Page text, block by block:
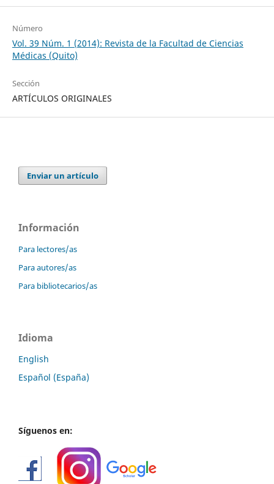
Número
Vol. 39 Núm. 1 (2014): Revista de la Facultad de Ciencias
Médicas (Quito)
Sección
ARTÍCULOS ORIGINALES
Enviar un artículo
Información
Para lectores/as
Para autores/as
Para bibliotecarios/as
Idioma
English
Español (España)
Síguenos en: